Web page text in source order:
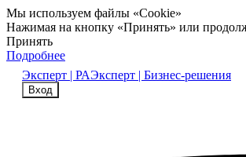
Мы используем файлы «Cookie»
Нажимая на кнопку «Принять» или
Принять
Подробнее
Эксперт | РАЭксперт | Бизнес-решения
Вход